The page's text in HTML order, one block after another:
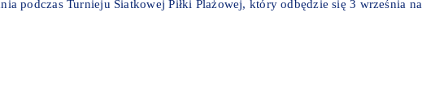
podczas Turnieju Siatkowej Piłki Plażowej, który odbędzie się 3 września na